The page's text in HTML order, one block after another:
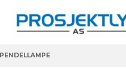
PENDELLAMPE